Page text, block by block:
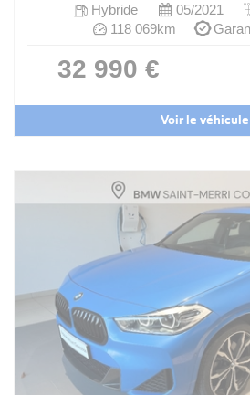
Hybride 05/2021
118 069km
32 990 €
Voir le véhicule